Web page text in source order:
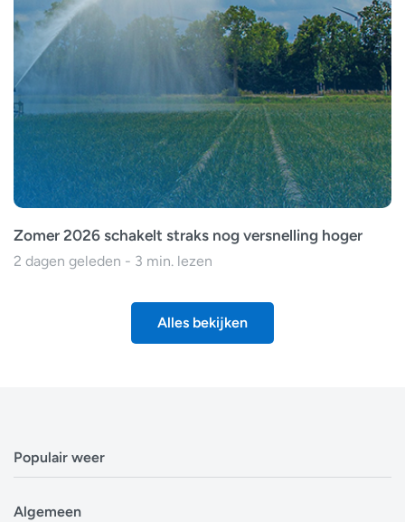
Zomer 2026 schakelt straks nog versnelling hoger
2 dagen geleden - 3 min. lezen
Alles bekijken
Populair weer
Algemeen